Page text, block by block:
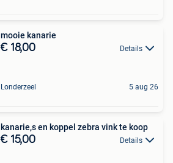
mooie kanarie
€ 18,00 Details
Londerzeel 5 aug 26
kanarie,s en koppel zebra vink te koop
€ 15,00 Details